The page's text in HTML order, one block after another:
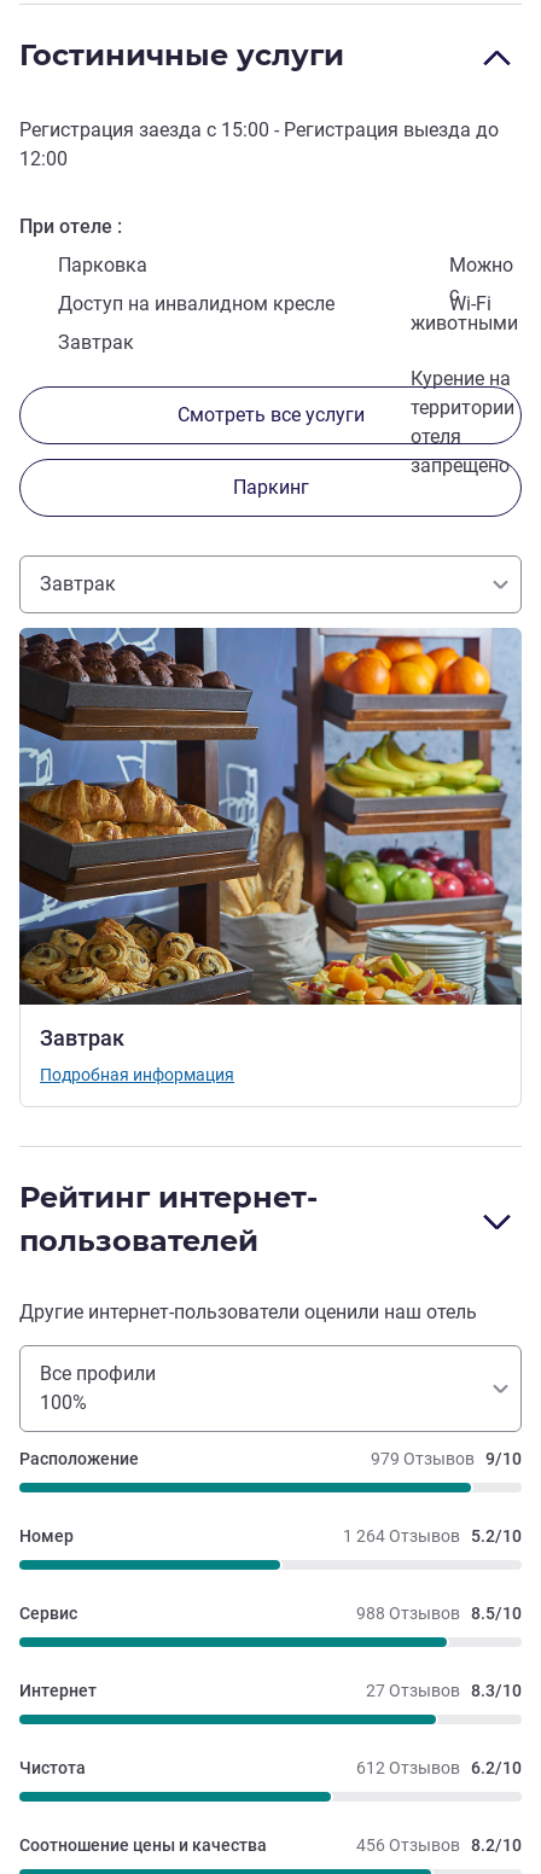
Гостиничные услуги
Регистрация заезда с 15:00 - Регистрация выезда до
12:00
При отеле
Парковка
Можно
с
животными
Доступ на инвалидном кресле
Wi-Fi
Завтрак
Курение на
территории
отеля
запрещено
Смотреть все услуги
Паркинг
Завтрак
Завтрак
Подробная информация
Подробная информация
Рейтинг интернет-
пользователей
Другие интернет-пользователи оценили наш отель
Все профили
100%
979 Отзывов 9/10
Расположение
1 264 Отзывов 5.2/10
Номер
988 Отзывов 8.5/10
Сервис
27 Отзывов 8.3/10
Интернет
612 Отзывов 6.2/10
Чистота
456 Отзывов 8.2/10
Соотношение цены и качества